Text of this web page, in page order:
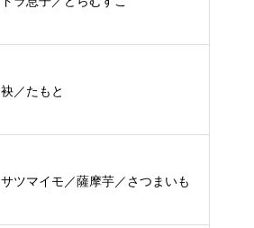
袂／たもと
サツマイモ／薩摩芋／さつまいも